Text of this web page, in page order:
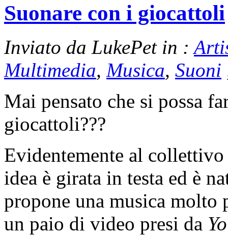
Suonare con i giocattoli
Inviato da LukePet in :
Multimedia, Musica, Suoni
Mai pensato che si possa
giocattoli???
Evidentemente al
idea è girata in testa ed è
propone una musica
un paio di video presi da